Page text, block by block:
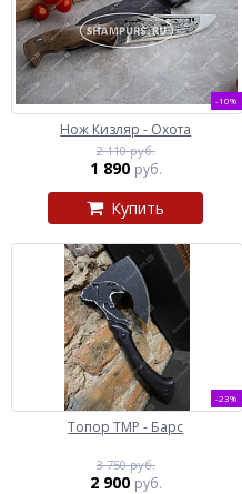
-10%
Нож Кизляр - Охота
2 110 руб.
1 890 руб.
Купить
-23%
Топор ТМР - Барс
3 750 руб.
2 900 руб.